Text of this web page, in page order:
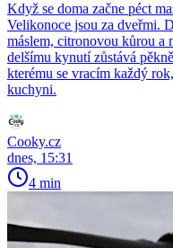
Když se doma začne péct
Velikonoce jsou za dveřmi.
máslem, citronovou kůrou a
delšímu kynutí zůstává
kterému se vracím každý
kuchyni.
Cooky.cz
dnes, 15:31
4 min